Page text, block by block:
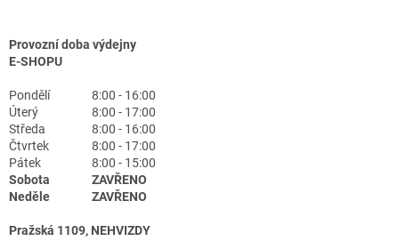
Provozní doba výdejny
E-SHOPU
Pondělí
8:00 - 16:00
Úterý
8:00 - 17:00
Středa
8:00 - 16:00
Čtvrtek
8:00 - 17:00
Pátek
8:00 - 15:00
Sobota
ZAVŘENO
Neděle
ZAVŘENO
Pražská 1109, NEHVIZDY